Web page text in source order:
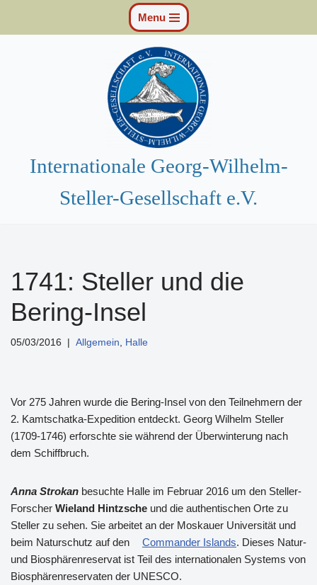
Zum
Menu
Internationale Georg-Wilhelm-
Steller-Gesellschaft e.V.
1741: Steller und die
Bering-Insel
05/03/2016 Allgemein Halle
Vor 275 Jahren wurde die Bering-Insel von den Teilnehmern der
2. Kamtschatka-Expedition entdeckt. Georg Wilhelm Steller
(1709-1746) erforschte sie während der Überwinterung nach
dem Schiffbruch.
Anna Strokan besuchte Halle im Februar 2016 um den Steller-
Forscher Wieland Hintzsche und die authentischen Orte zu
Steller zu sehen. Sie arbeitet an der Moskauer Universität und
beim Naturschutz auf den
Commander Islands. Dieses Natur-
und Biosphärenreservat ist Teil des internationalen Systems von
Biosphärenreservaten der UNESCO.